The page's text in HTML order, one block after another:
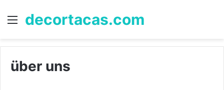
Menü
decortacas.com
über uns